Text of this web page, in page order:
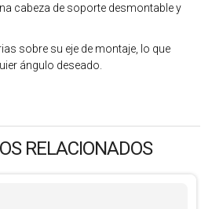
cabeza de soporte desmontable y
sobre su eje de montaje, lo que
ángulo deseado.
RELACIONADOS